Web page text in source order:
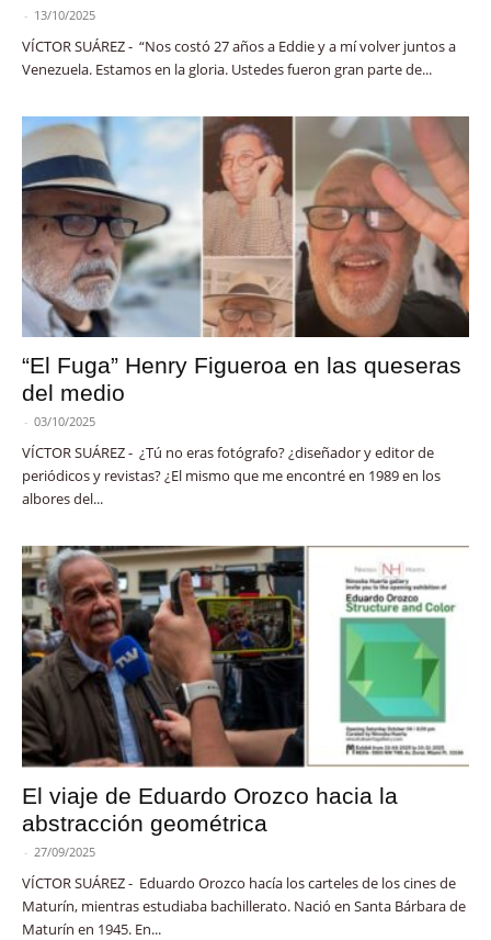
- 13/10/2025
VÍCTOR SUÁREZ - “Nos costó 27 años a Eddie y a mí volver juntos a
Venezuela. Estamos en la gloria. Ustedes fueron gran parte de...
“El Fuga” Henry Figueroa en las queseras
del medio
- 03/10/2025
VÍCTOR SUÁREZ - ¿Tú no eras fotógrafo? ¿diseñador y editor de
periódicos y revistas? ¿El mismo que me encontré en 1989 en los
albores del...
El viaje de Eduardo Orozco hacia la
abstracción geométrica
- 27/09/2025
VÍCTOR SUÁREZ - Eduardo Orozco hacía los carteles de los cines de
Maturín, mientras estudiaba bachillerato. Nació en Santa Bárbara de
Maturín en 1945. En...